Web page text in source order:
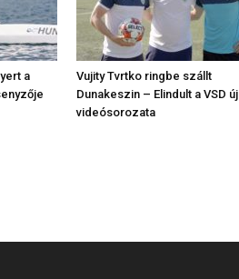
a
Vujity Tvrtko ringbe szállt
Dunakeszin – Elindult a VSD új
videósorozata